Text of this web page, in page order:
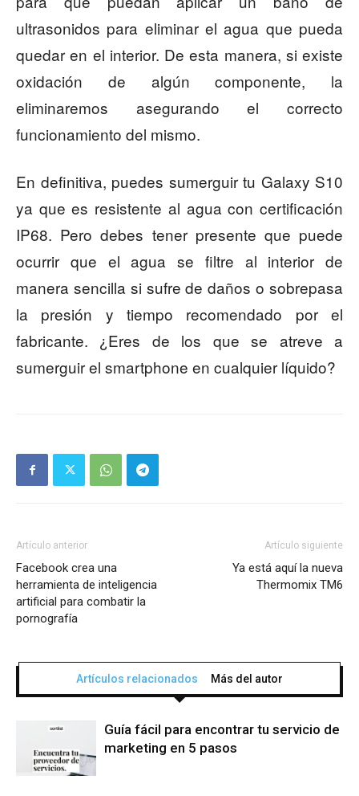
ultrasonidos para eliminar el agua que pueda
quedar en el interior. De esta manera, si existe
oxidación de algún componente, la
eliminaremos asegurando el correcto
funcionamiento del mismo.
En definitiva, puedes sumerguir tu Galaxy S10
ya que es resistente al agua con certificación
IP68. Pero debes tener presente que puede
ocurrir que el agua se filtre al interior de
manera sencilla si sufre de daños o sobrepasa
la presión y tiempo recomendado por el
fabricante. ¿Eres de los que se atreve a
sumerguir el smartphone en cualquier líquido?
Artículo anterior
Facebook crea una
herramienta de inteligencia
artificial para combatir la
pornografía
Artículo siguiente
Ya está aquí la nueva
Thermomix TM6
Artículos relacionados Más del autor
Guía fácil para encontrar tu servicio de
marketing en 5 pasos